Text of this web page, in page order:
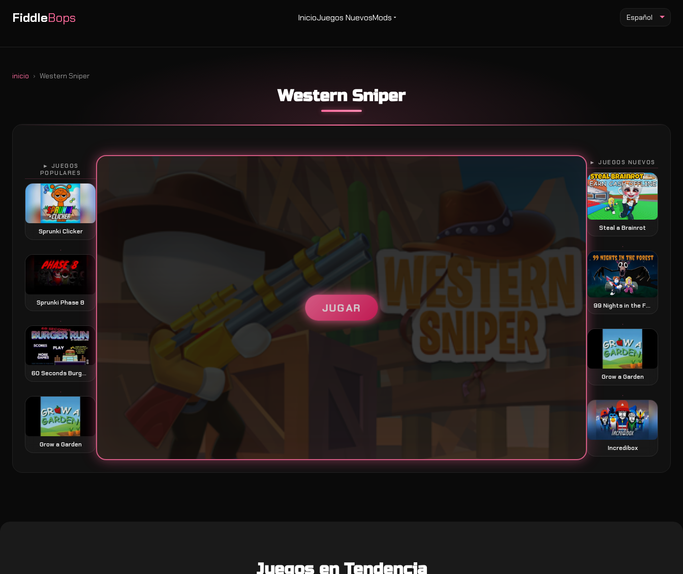
FiddleBops InicioJuegos NuevosMods Español
inicio Western Sniper
Western Sniper
► JUEGOS
POPULARES
Sprunki Clicker
Sprunki Phase 8
60 Seconds Burger Run juego de plataformas exprés
Grow a Garden
JUGAR
► JUEGOS NUEVOS
Steal a Brainrot
99 Nights in the Forest juego de terror y supervivencia
Grow a Garden
Incredibox
Juegos en Tendencia